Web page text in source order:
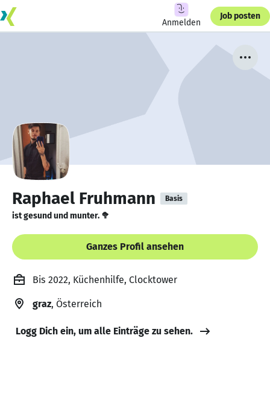
Anmelden
Job posten
Raphael Fruhmann Basis
ist gesund und munter. 🥦
Ganzes Profil ansehen
Bis 2022, Küchenhilfe, Clocktower
graz, Österreich
Logg Dich ein, um alle Einträge zu sehen.